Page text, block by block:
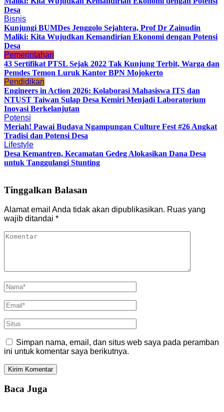
Desa
Bisnis
Kunjungi BUMDes Jenggolo Sejahtera, Prof Dr Zainudin
Maliki: Kita Wujudkan Kemandirian Ekonomi dengan Potensi
Desa
Pemerintahan
43 Sertifikat PTSL Sejak 2022 Tak Kunjung Terbit, Warga dan
Pemdes Temon Luruk Kantor BPN Mojokerto
Pendidikan
Engineers in Action 2026: Kolaborasi Mahasiswa ITS dan
NTUST Taiwan Sulap Desa Kemiri Menjadi Laboratorium
Inovasi Berkelanjutan
Potensi
Meriah! Pawai Budaya Ngampungan Culture Fest #26 Angkat
Tradisi dan Potensi Desa
Lifestyle
Desa Kemantren, Kecamatan Gedeg Alokasikan Dana Desa
untuk Tanggulangi Stunting
Tinggalkan Balasan
Alamat email Anda tidak akan dipublikasikan. Ruas yang
wajib ditandai *
Simpan nama, email, dan situs web saya pada peramban
ini untuk komentar saya berikutnya.
Baca Juga